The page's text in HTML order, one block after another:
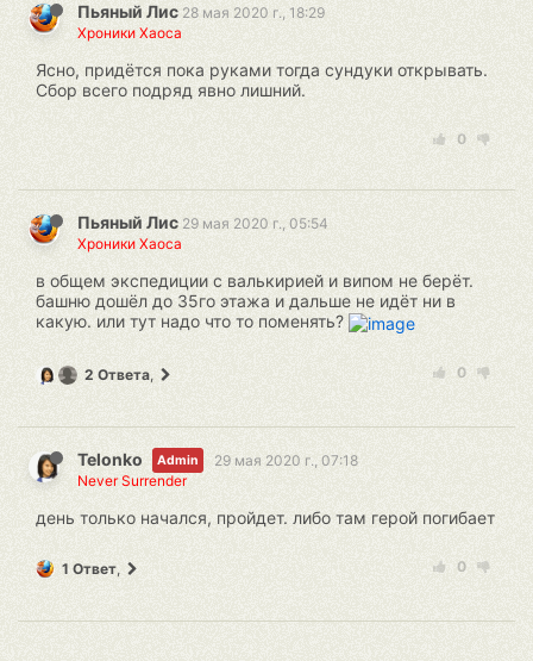
Пьяный Лис 28 мая 2020 г., 18:29
Хроники Хаоса
Ясно, придётся пока руками тогда сундуки открывать.
Сбор всего подряд явно лишний.
0
Пьяный Лис 29 мая 2020 г., 05:54
Хроники Хаоса
в общем экспедиции с валькирией и випом не берёт.
башню дошёл до 35го этажа и дальше не идёт ни в
какую. или тут надо что то поменять?
0
2 Ответа,
Telonko Admin
29 мая 2020 г., 07:18
Never Surrender
день только начался, пройдет. либо там герой погибает
0
1 Ответ,